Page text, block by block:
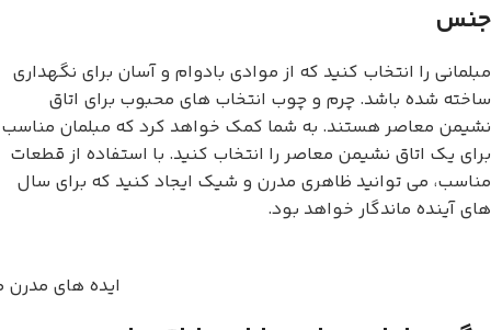
جنس
مبلمانی را انتخاب کنید که از موادی بادوام و آسان برای نگهداری
ساخته شده باشد. چرم و چوب انتخاب های محبوب برای اتاق
نشیمن معاصر هستند. به شما کمک خواهد کرد که مبلمان مناسب
برای یک اتاق نشیمن معاصر را انتخاب کنید. با استفاده از قطعات
مناسب، می توانید ظاهری مدرن و شیک ایجاد کنید که برای سال
های آینده ماندگار خواهد بود.
ایده های مدرن